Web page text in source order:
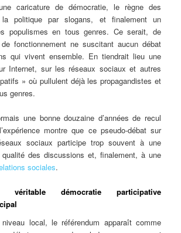
caricature de démocratie, le règne des
politique par slogans, et finalement un
populismes en tous genres. Ce serait, de
fonctionnement ne suscitant aucun débat
qui vivent ensemble. En tiendrait lieu une
Internet, sur les réseaux sociaux et autres
» où pullulent déjà les propagandistes et
genres.
une bonne douzaine d’années de recul
montre que ce pseudo-débat sur
sociaux participe trop souvent à une
des discussions et, finalement, à une
sociales.
véritable démocratie participative
local, le référendum apparaît comme